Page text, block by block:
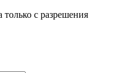
только с разрешения